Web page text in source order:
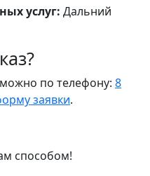
услуг: Дальний
можно по телефону: 8
заявки.
способом!